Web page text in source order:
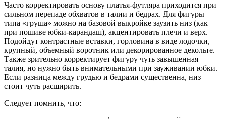
Часто корректировать основу платья-футляра приходится при
сильном перепаде обхватов в талии и бедрах. Для фигуры
типа «груша» можно на базовой выкройке заузить низ (как
при пошиве юбки-карандаш), акцентировать плечи и верх.
Подойдут контрастные вставки, горловина в виде лодочки,
крупный, объемный воротник или декорированное декольте.
Также зрительно корректирует фигуру чуть завышенная
талия, но нужно быть внимательными при зауживании юбки.
Если разница между грудью и бедрами существенна, низ
стоит чуть расширить.
Следует помнить, что: